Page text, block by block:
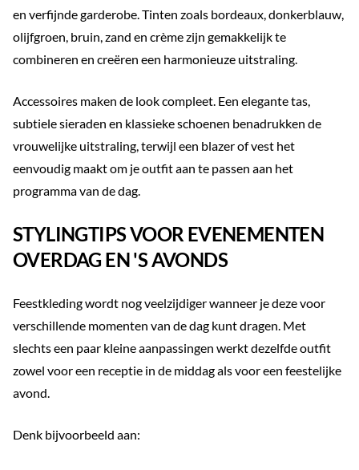
en verfijnde garderobe. Tinten zoals bordeaux, donkerblauw,
olijfgroen, bruin, zand en crème zijn gemakkelijk te
combineren en creëren een harmonieuze uitstraling.
Accessoires maken de look compleet. Een elegante tas,
subtiele sieraden en klassieke schoenen benadrukken de
vrouwelijke uitstraling, terwijl een blazer of vest het
eenvoudig maakt om je outfit aan te passen aan het
programma van de dag.
STYLINGTIPS VOOR EVENEMENTEN
OVERDAG EN 'S AVONDS
Feestkleding wordt nog veelzijdiger wanneer je deze voor
verschillende momenten van de dag kunt dragen. Met
slechts een paar kleine aanpassingen werkt dezelfde outfit
zowel voor een receptie in de middag als voor een feestelijke
avond.
Denk bijvoorbeeld aan: